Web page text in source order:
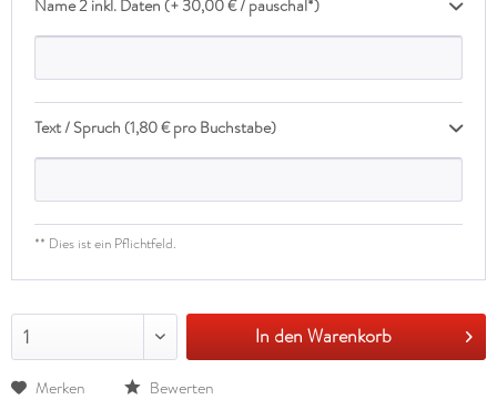
Name 2 inkl. Daten (+ 30,00 € / pauschal*)
Text / Spruch (1,80 € pro Buchstabe)
** Dies ist ein Pflichtfeld.
1 In den Warenkorb
Merken Bewerten